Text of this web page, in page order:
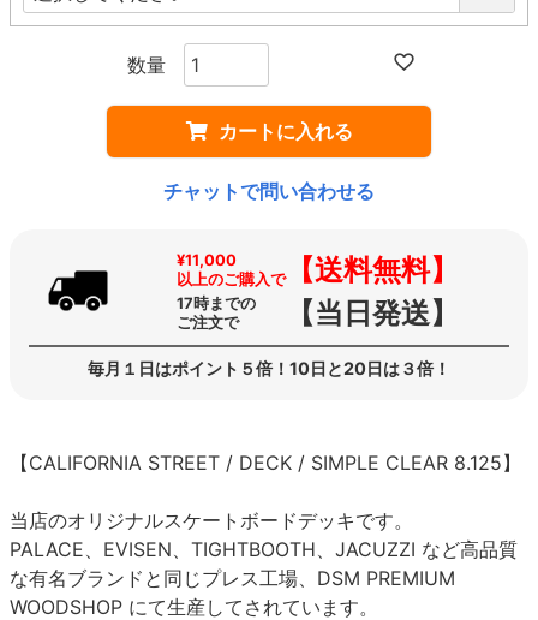
須
カートに入れる
チャットで問い合わせる
¥11,000
以上のご購入で【送料無料】
17時までの
ご注文で
【当日発送】
毎月１日はポイント５倍！10日と20日は３倍！
【CALIFORNIA STREET / DECK / SIMPLE CLEAR 8.125】
当店のオリジナルスケートボードデッキです。
PALACE、EVISEN、TIGHTBOOTH、JACUZZI など高品質
な有名ブランドと同じプレス工場、DSM PREMIUM
WOODSHOP にて生産してされています。